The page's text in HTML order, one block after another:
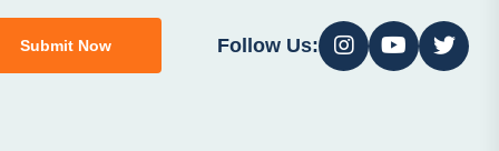
Submit Now Follow Us: